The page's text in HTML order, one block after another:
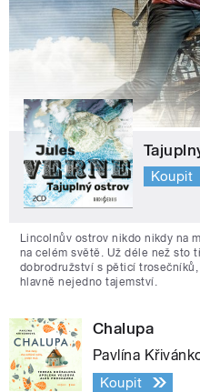
Koupit
Lincolnův ostrov nikdo nikdy na
na celém světě. Už déle než sto
dobrodružství s pěticí
hlavně nejedno tajemství.
Chalupa
Pavlína
Koupit